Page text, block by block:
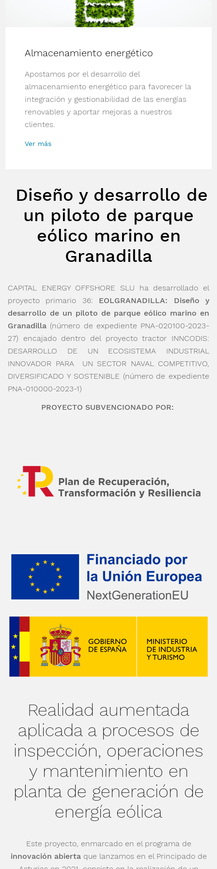
Almacenamiento energético
Apostamos por el desarrollo del
almacenamiento energético para favorecer la
integración y gestionabilidad de las energías
renovables y aportar mejoras a nuestros
clientes.
Ver más
Diseño y desarrollo de
un piloto de parque
eólico marino en
Granadilla
CAPITAL ENERGY OFFSHORE SLU ha desarrollado el
proyecto primario 36: EOLGRANADILLA: Diseño y
desarrollo de un piloto de parque eólico marino en
Granadilla (número de expediente PNA-020100-2023-
27) encajado dentro del proyecto tractor INNCODIS:
DESARROLLO DE UN ECOSISTEMA INDUSTRIAL
INNOVADOR PARA UN SECTOR NAVAL COMPETITIVO,
DIVERSIFICADO Y SOSTENIBLE (número de expediente
PNA-010000-2023-1)
PROYECTO SUBVENCIONADO POR:
Realidad aumentada
aplicada a procesos de
inspección, operaciones
y mantenimiento en
planta de generación de
energía eólica
Este proyecto, enmarcado en el programa de
innovación abiertaque lanzamos en el Principado de